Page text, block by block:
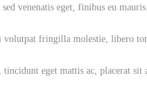
venenatis eget, finibus eu
fringilla molestie,
eget mattis ac, placerat